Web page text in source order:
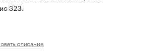
323.
описание